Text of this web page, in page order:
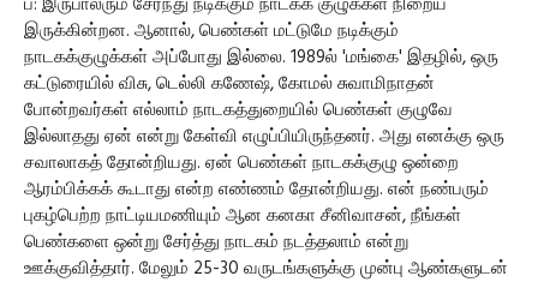
இருக்கின்றன. ஆனால், பெண்கள் மட்டுமே நடிக்கும்
நாடகக்குழுக்கள் அப்போது இல்லை. 1989ல் 'மங்கை' இதழில், ஒரு
கட்டுரையில் விசு, டெல்லி கணேஷ், கோமல் சுவாமிநாதன்
போன்றவர்கள் எல்லாம் நாடகத்துறையில் பெண்கள் குழுவே
இல்லாதது ஏன் என்று கேள்வி எழுப்பியிருந்தனர். அது எனக்கு ஒரு
சவாலாகத் தோன்றியது. ஏன் பெண்கள் நாடகக்குழு ஒன்றை
ஆரம்பிக்கக் கூடாது என்ற எண்ணம் தோன்றியது. என் நண்பரும்
புகழ்பெற்ற நாட்டியமணியும் ஆன கனகா சீனிவாசன், நீங்கள்
பெண்களை ஒன்று சேர்த்து நாடகம் நடத்தலாம் என்று
ஊக்குவித்தார். மேலும் 25-30 வருடங்களுக்கு முன்பு ஆண்களுடன்